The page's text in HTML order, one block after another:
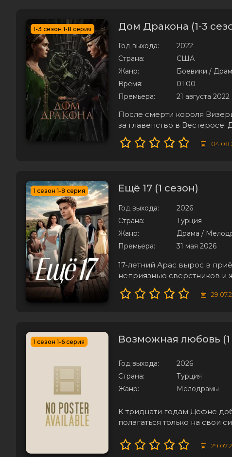
1-3 сезон 1-8 серия Дом Дракона (1-3
Год выхода:
2022
Страна:
США
Жанр:
Боевики /
Время:
01:00
Премьера:
21 августа 2022
После смерти короля
за главенство в Вестеросе.
эпицентре
Железный трон. Принцесса
1 сезон 1-8 серия Ещё 17 (1 сезон)
Год выхода:
2026
Страна:
Турция
Жанр:
Драма /
Премьера:
31 мая 2026
17-летний Арас вырос в
неприязнью сверстников и
единственная мечта —
Путешествие приводит
1 сезон 1-6 серия Возможная любовь (1
Год выхода:
2026
Страна:
Турция
Жанр:
Мелодрамы
К тридцати годам Дефне
полагаться только на свои
её жизни появляются два